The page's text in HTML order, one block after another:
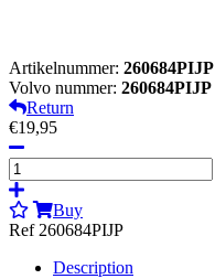
Artikelnummer: 260684PIJP
Volvo nummer: 260684PIJP
Return
€19,95
Buy
Ref 260684PIJP
Description